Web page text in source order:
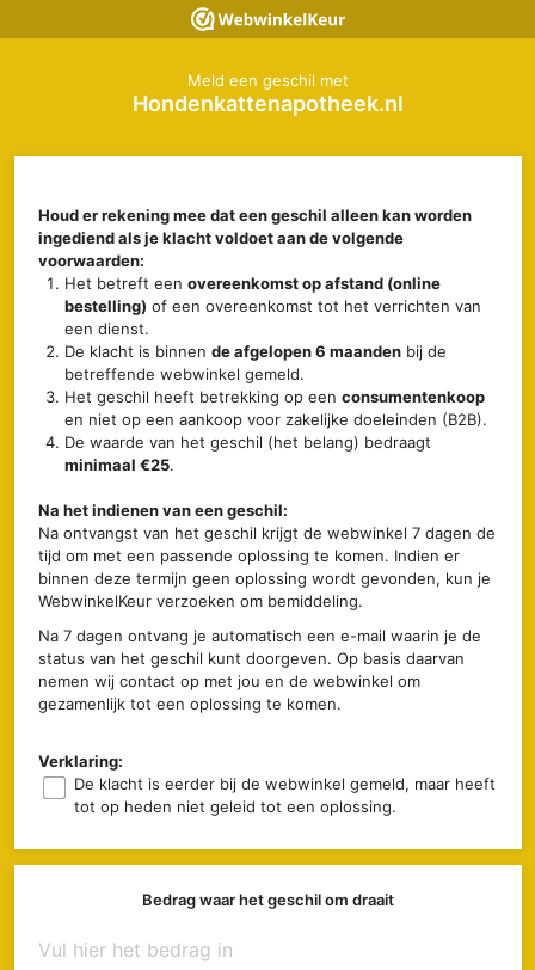
Meld een geschil met
Hondenkattenapotheek.nl
Houd er rekening mee dat een geschil alleen kan worden
ingediend als je klacht voldoet aan de volgende
voorwaarden:
Het betreft eenovereenkomst op afstand (online
bestelling) of een overeenkomst tot het verrichten van
een dienst.
De klacht is binnende afgelopen 6 maanden bij de
betreffende webwinkel gemeld.
Het geschil heeft betrekking op eenconsumentenkoop
en niet op een aankoop voor zakelijke doeleinden (B2B).
De waarde van het geschil (het belang) bedraagt
minimaal €25.
Na het indienen van een geschil:
Na ontvangst van het geschil krijgt de webwinkel 7 dagen de
tijd om met een passende oplossing te komen. Indien er
binnen deze termijn geen oplossing wordt gevonden, kun je
WebwinkelKeur verzoeken om bemiddeling.
Na 7 dagen ontvang je automatisch een e-mail waarin je de
status van het geschil kunt doorgeven. Op basis daarvan
nemen wij contact op met jou en de webwinkel om
gezamenlijk tot een oplossing te komen.
Verklaring:
De klacht is eerder bij de webwinkel gemeld, maar heeft
tot op heden niet geleid tot een oplossing.
Bedrag waar het geschil om draait